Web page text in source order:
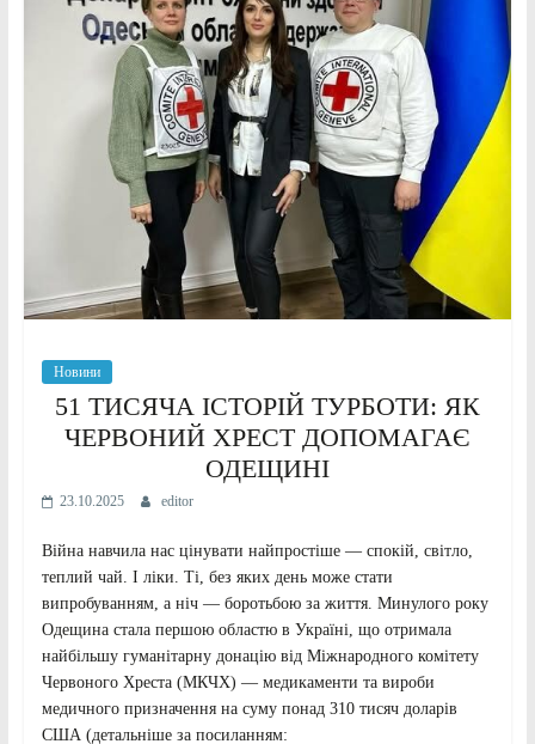
Новини
51 ТИСЯЧА ІСТОРІЙ ТУРБОТИ: ЯК
ЧЕРВОНИЙ ХРЕСТ ДОПОМАГАЄ
ОДЕЩИНІ
23.10.2025 editor
Війна навчила нас цінувати найпростіше — спокій, світло,
теплий чай. І ліки. Ті, без яких день може стати
випробуванням, а ніч — боротьбою за життя. Минулого року
Одещина стала першою областю в Україні, що отримала
найбільшу гуманітарну донацію від Міжнародного комітету
Червоного Хреста (МКЧХ) — медикаменти та вироби
медичного призначення на суму понад 310 тисяч доларів
США (детальніше за посиланням: